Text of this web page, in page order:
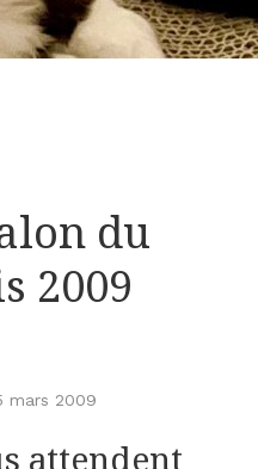
du
2009
mars 2009
attendent